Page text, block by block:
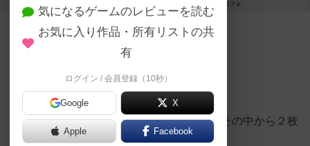
カフェ
359名 1名 0 4年以上前
４～６人で遊びました。
同じ種類のカードを各プレイヤーに配り、その中から２枚
裏向きで取り除き、１枚ずつ出していく。
気になるゲームのレビューを読む
お気に入り作品・所有リストの共
有
ログイン / 会員登録（10秒）
Google X
Apple Facebook